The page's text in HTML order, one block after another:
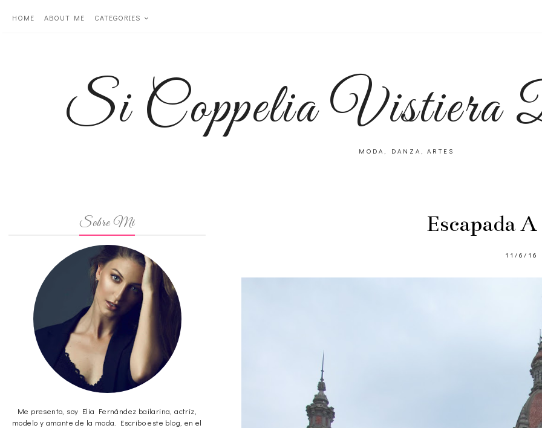
HOME ABOUT ME CATEGORIES
Si Coppelia Vistiera
MODA, DANZA, ARTES
Escapada
11/6/16
Sobre Mi
Me presento, soy Elia Fernández bailarina, actriz,
modelo y amante de la moda. Escribo este blog, en el